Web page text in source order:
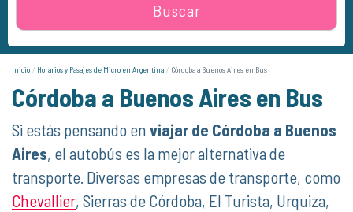
Buscar
Inicio Horarios y Pasajes de Micro en Argentina Córdoba a Buenos Aires en Bus
Córdoba a Buenos Aires en Bus
Si estás pensando en viajar de Córdoba a Buenos
Aires, el autobús es la mejor alternativa de
transporte. Diversas empresas de transporte, como
Chevallier, Sierras de Córdoba, El Turista, Urquiza,